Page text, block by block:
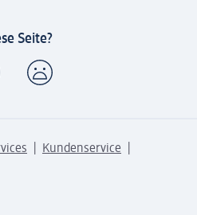
Seite?
Kundenservice